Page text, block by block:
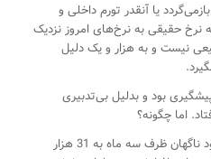
یا آنقدر تورم داخلی و
نرخ حقیقی به نرخ‌های امروز نزدیک
نیست و به هزار و یک دلیل
بود و بدلیل بی‌تدبیری
اما چگونه؟
دلار که 16 تیرماه 22.500 تومان بود ناگهان ظرف سه ماه به 31 هزار